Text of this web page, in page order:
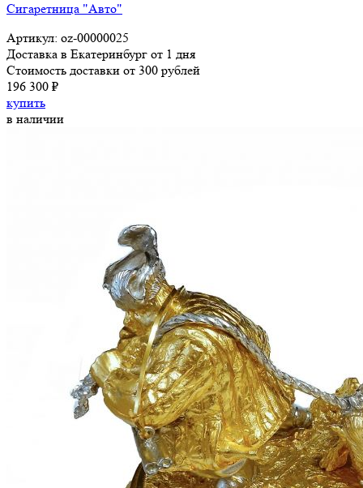
Сигаретница "Авто"
Артикул: oz-00000025
Доставка в Екатеринбург от 1 дня
Стоимость доставки от 300 рублей
196 300 ₽
купить
в наличии